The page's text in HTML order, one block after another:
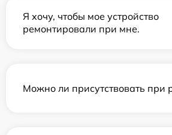
Я хочу, чтобы мое устройство
ремонтировали при мне.
Можно ли присутствовать при